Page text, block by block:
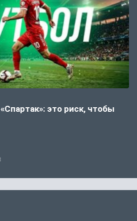
это риск, чтобы